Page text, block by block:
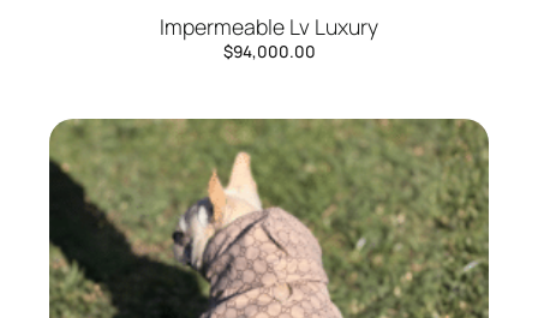
Impermeable Lv Luxury
$94,000.00